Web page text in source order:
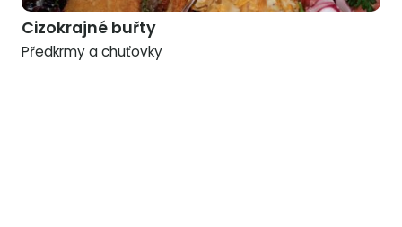
Cizokrajné buřty
Předkrmy a chuťovky